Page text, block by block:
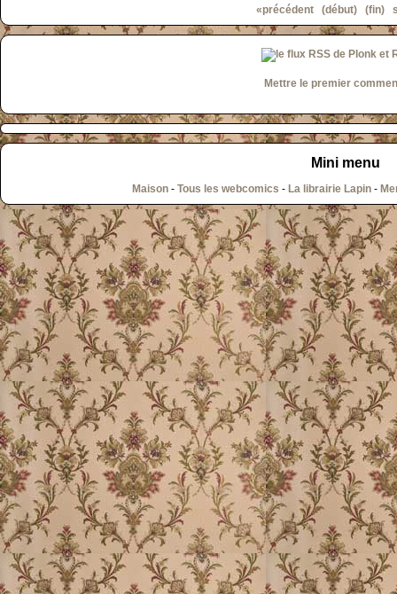
«précédent (début) (fin)
Mettre le premier
Mini menu
Maison- Tous les webcomics - La librairie Lapin-